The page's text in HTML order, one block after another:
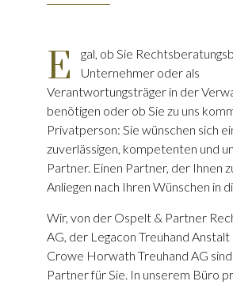
E
gal, ob Sie
Unternehmer oder als
Verantwortungsträger in der
benötigen oder ob Sie zu uns
Privatperson: Sie wünschen sich
zuverlässigen, kompetenten und
Partner. Einen Partner, der Ihnen
Anliegen nach Ihren Wünschen in
Wir, von der Ospelt & Partner
AG, der Legacon Treuhand
Crowe Horwath Treuhand AG
Partner für Sie. In unserem Büro